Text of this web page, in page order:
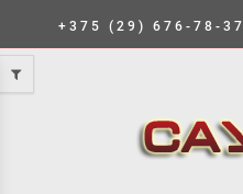
+375 (29) 676-78-37